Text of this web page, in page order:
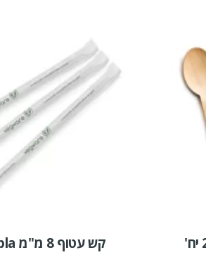
קש עטוף 8 מ"מ pla א.400 יח'